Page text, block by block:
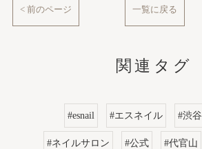
< 前のページ 一覧に戻る
関連タグ
#esnail #エスネイル #渋谷
#ネイルサロン #公式 #代官山